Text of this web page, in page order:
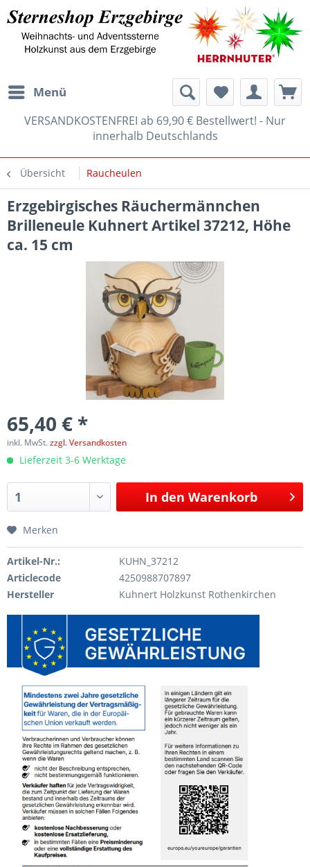
Menü
VERSANDKOSTENFREI ab 69,90 € Bestellwert! - Nur
innerhalb Deutschlands
Übersicht Raucheulen
Erzgebirgisches Räuchermännchen
Brilleneule Kuhnert Artikel 37212, Höhe
ca. 15 cm
65,40 € *
inkl. MwSt.zzgl. Versandkosten
Lieferzeit 3-6 Werktage
In den Warenkorb
Merken
Artikel-Nr.:
KUHN_37212
Articlecode
4250988707897
Hersteller
Kuhnert Holzkunst Rothenkirchen